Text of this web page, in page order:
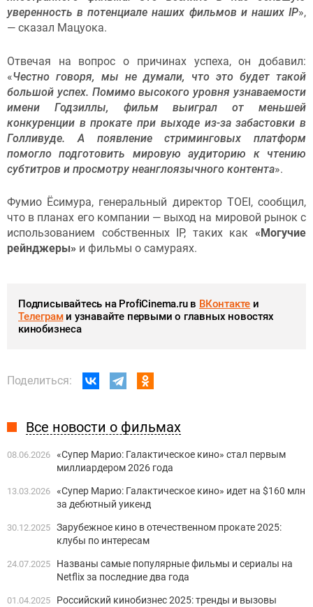
уверенность в потенциале наших фильмов и наших IP»,
— сказал Мацуока.
Отвечая на вопрос о причинах успеха, он добавил:
«Честно говоря, мы не думали, что это будет такой
большой успех. Помимо высокого уровня узнаваемости
имени Годзиллы, фильм выиграл от меньшей
конкуренции в прокате при выходе из-за забастовки в
Голливуде. А появление стриминговых платформ
помогло подготовить мировую аудиторию к чтению
субтитров и просмотру неанглоязычного контента».
Фумио Ёсимура, генеральный директор TOEI, сообщил,
что в планах его компании — выход на мировой рынок с
использованием собственных IP, таких как «Могучие
рейнджеры» и фильмы о самураях.
Подписывайтесь на ProfiCinema.ru в ВКонтакте и
Телеграми узнавайте первыми о главных новостях
кинобизнеса
Поделиться:
Все новости о фильмах
08.06.2026 «Супер Марио: Галактическое кино» стал первым
миллиардером 2026 года
13.03.2026 «Супер Марио: Галактическое кино» идет на $160 млн
за дебютный уикенд
30.12.2025 Зарубежное кино в отечественном прокате 2025:
клубы по интересам
24.07.2025
Названы самые популярные фильмы и сериалы на
Netflix за последние два года
01.04.2025
Российский кинобизнес 2025: тренды и вызовы